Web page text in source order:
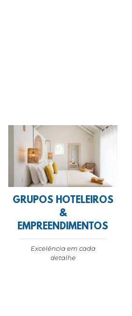
GRUPOS HOTELEIROS
&
EMPREENDIMENTOS
Excelência em cada
detalhe